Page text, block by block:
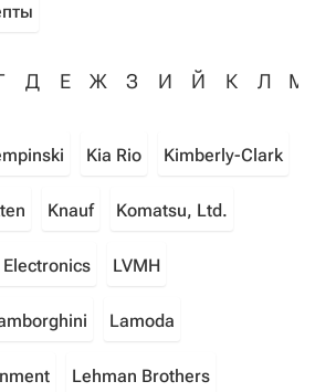
Д Е Ж З И Й К Л М
Kia Rio Kimberly-Clark
Knauf Komatsu, Ltd.
Electronics LVMH
Lamoda
Lehman Brothers